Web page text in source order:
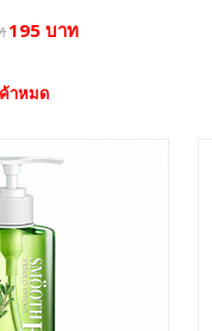
195 บาท
าหมด